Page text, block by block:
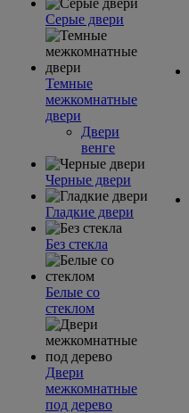
Серые двери
Темные
межкомнатные
двери
Двери
венге
Черные двери
Гладкие двери
Без стекла
Белые со
стеклом
Двери
межкомнатные
под дерево